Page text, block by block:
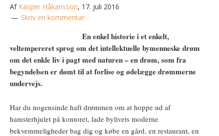
Af Kasper Håkansson, 17. juli 2016
Skriv en kommentar
En enkel historie i et enkelt,
veltempereret sprog om det intellektuelle bymenneske drøm
om det enkle liv i pagt med naturen – en drøm, som fra
begyndelsen er dømt til at forlise og ødelægge drømmerne
undervejs.
Har du nogensinde haft drømmen om at hoppe ud af
hamsterhjulet på kontoret, lade bylivets moderne
bekvemmeligheder bag dig og købe en gård, en restaurant, en